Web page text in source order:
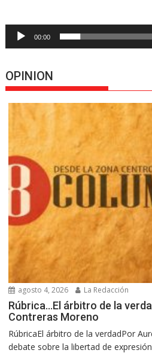
00:00
OPINION
agosto 4, 2026 La Redacción
Rúbrica…El árbitro de la
Contreras Moreno
RúbricaEl árbitro de la verdadPor
debate sobre la libertad de